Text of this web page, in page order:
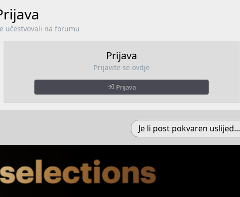
učestvovali na forumu
Prijava
Prijavite se ovdje
Prijava
Je li post pokvaren uslijed...